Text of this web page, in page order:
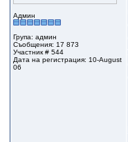
Админ
Група: админ
Съобщения: 17 873
Участник # 544
Дата на регистрация: 10-August
06